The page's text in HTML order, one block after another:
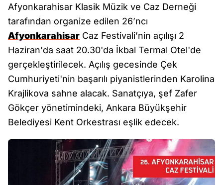
Afyonkarahisar Klasik Müzik ve Caz Derneği
tarafından organize edilen 26’ncı
Afyonkarahisar Caz Festivali’nin açılışı 2
Haziran'da saat 20.30'da İkbal Termal Otel'de
gerçekleştirilecek. Açılış gecesinde Çek
Cumhuriyeti'nin başarılı piyanistlerinden Karolina
Krajlikova sahne alacak. Sanatçıya, şef Zafer
Gökçer yönetimindeki, Ankara Büyükşehir
Belediyesi Kent Orkestrası eşlik edecek.